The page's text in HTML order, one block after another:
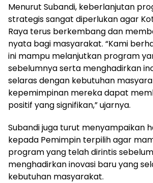
Menurut Subandi, keberlanjutan
strategis sangat diperlukan agar
Raya terus berkembang dan
nyata bagi masyarakat. “Kami
ini mampu melanjutkan program
sebelumnya serta menghadirkan
selaras dengan kebutuhan
kepemimpinan mereka dapat
positif yang signifikan,” ujarnya.
Subandi juga turut menyampaikan
kepada Pemimpin terpilih agar
program yang telah dirintis
menghadirkan inovasi baru yang
kebutuhan masyarakat.